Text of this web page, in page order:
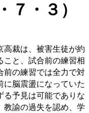
７・３）
高裁は、被害生徒が約
こと、試合前の練習相
前の練習では全力で対
脳震盪になっていた
る予見は可能でありな
教諭の過失を認め、学